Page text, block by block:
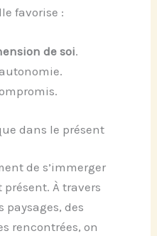
favorise :
de soi.
dans le présent
de s’immerger
À travers
paysages, des
rencontrées, on